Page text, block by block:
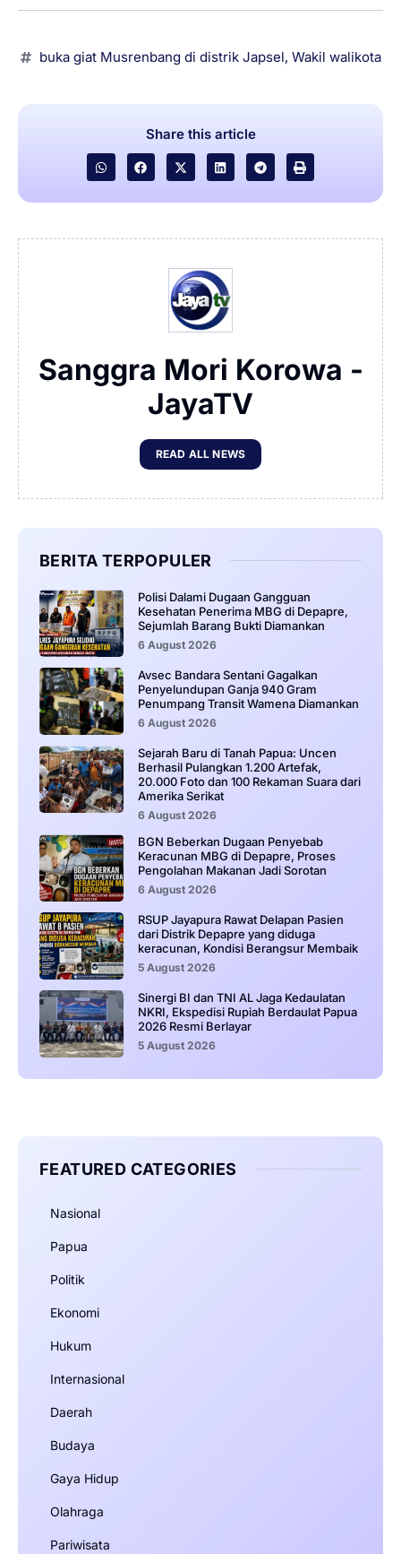
buka giat Musrenbang di distrik Japsel, Wakil walikota
Share this article
Sanggra Mori Korowa -
JayaTV
READ ALL NEWS
BERITA TERPOPULER
‎Polisi Dalami Dugaan Gangguan
Kesehatan Penerima MBG di Depapre,
Sejumlah Barang Bukti Diamankan
6 August 2026
Avsec Bandara Sentani Gagalkan
Penyelundupan Ganja 940 Gram
Penumpang Transit Wamena Diamankan
6 August 2026
Sejarah Baru di Tanah Papua: Uncen
Berhasil Pulangkan 1.200 Artefak,
20.000 Foto dan 100 Rekaman Suara dari
Amerika Serikat
6 August 2026
BGN Beberkan Dugaan Penyebab
Keracunan MBG di Depapre, Proses
Pengolahan Makanan Jadi Sorotan
6 August 2026
RSUP Jayapura Rawat Delapan Pasien
dari Distrik Depapre yang diduga
keracunan, Kondisi Berangsur Membaik
5 August 2026
Sinergi BI dan TNI AL Jaga Kedaulatan
NKRI, Ekspedisi Rupiah Berdaulat Papua
2026 Resmi Berlayar
5 August 2026
FEATURED CATEGORIES
Nasional
Papua
Politik
Ekonomi
Hukum
Internasional
Daerah
Budaya
Gaya Hidup
Olahraga
Pariwisata